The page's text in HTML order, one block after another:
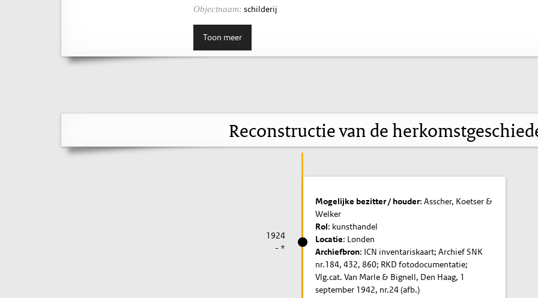
Objectnaam: schilderij
Toon meer
Reconstructie van de
1924
- *
Mogelijke bezitter / houder: Asscher, Koetser &
Welker
Rol: kunsthandel
Locatie: Londen
Archiefbron: ICN inventariskaart; Archief SNK
nr.184, 432, 860; RKD fotodocumentatie;
Vlg.cat. Van Marle & Bignell, Den Haag, 1
september 1942, nr.24 (afb.)